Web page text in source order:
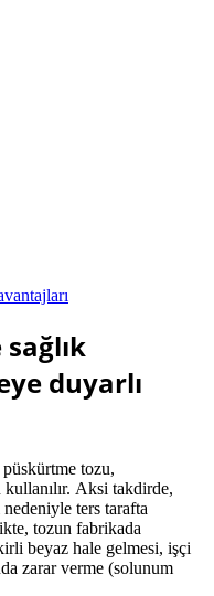
duyarlı
püskürtme tozu,
Aksi takdirde,
nedeniyle ters tarafta
tozun fabrikada
beyaz hale gelmesi, işçi
zarar verme (solunum